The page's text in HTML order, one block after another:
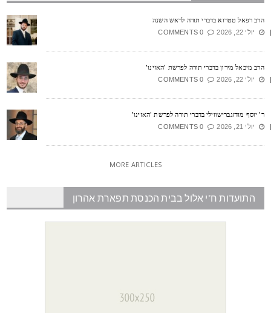
רפאל טטרוא בדברי תורה לראש השנה
יולי 22, 2026 0 COMMENTS
מיכאל מירון בדברי תורה לפרשת 'האזינו'
יולי 22, 2026 0 COMMENTS
יוסף מודזגברישווילי בדברי תורה לפרשת 'האזינו'
יולי 21, 2026 0 COMMENTS
MORE ARTICLES
התועדות ח"י אלול בבית הכנסת תפארת אהרון